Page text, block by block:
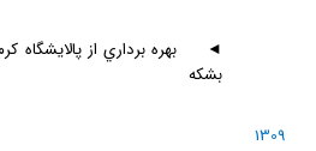
◄
بشكه
1309